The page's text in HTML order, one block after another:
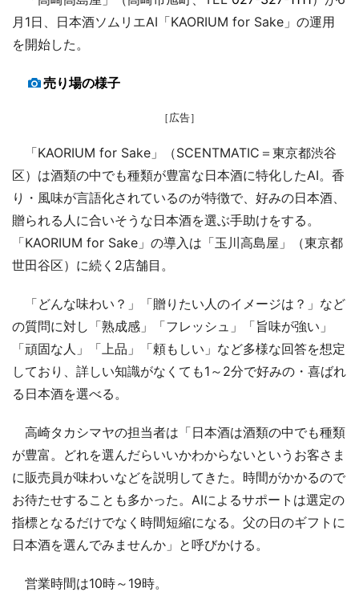
月1日、日本酒ソムリエAI「KAORIUM for Sake」の運用
を開始した。
売り場の様子
［広告］
「KAORIUM for Sake」（SCENTMATIC＝東京都渋谷
区）は酒類の中でも種類が豊富な日本酒に特化したAI。香
り・風味が言語化されているのが特徴で、好みの日本酒、
贈られる人に合いそうな日本酒を選ぶ手助けをする。
「KAORIUM for Sake」の導入は「玉川高島屋」（東京都
世田谷区）に続く2店舗目。
「どんな味わい？」「贈りたい人のイメージは？」など
の質問に対し「熟成感」「フレッシュ」「旨味が強い」
「頑固な人」「上品」「頼もしい」など多様な回答を想定
しており、詳しい知識がなくても1～2分で好みの・喜ばれ
る日本酒を選べる。
高崎タカシマヤの担当者は「日本酒は酒類の中でも種類
が豊富。どれを選んだらいいかわからないというお客さま
に販売員が味わいなどを説明してきた。時間がかかるので
お待たせすることも多かった。AIによるサポートは選定の
指標となるだけでなく時間短縮になる。父の日のギフトに
日本酒を選んでみませんか」と呼びかける。
営業時間は10時～19時。